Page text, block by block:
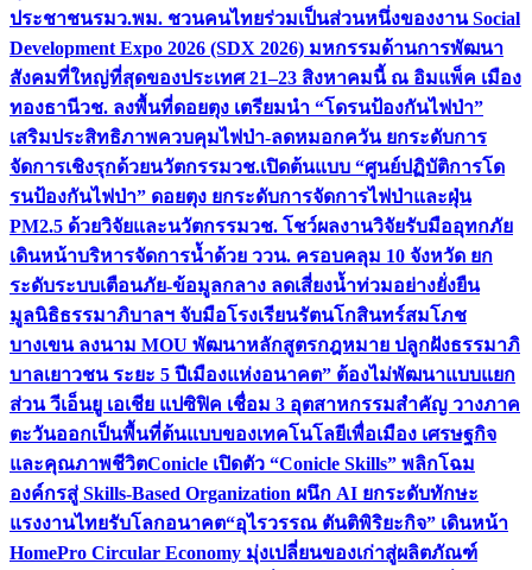
ประชาชนรมว.พม. ชวนคนไทยร่วมเป็นส่วนหนึ่งของงาน Social
Development Expo 2026 (SDX 2026) มหกรรมด้านการพัฒนา
สังคมที่ใหญ่ที่สุดของประเทศ 21–23 สิงหาคมนี้ ณ อิมแพ็ค เมือง
ทองธานีวช. ลงพื้นที่ดอยตุง เตรียมนำ “โดรนป้องกันไฟป่า”
เสริมประสิทธิภาพควบคุมไฟป่า-ลดหมอกควัน ยกระดับการ
จัดการเชิงรุกด้วยนวัตกรรมวช.เปิดต้นแบบ “ศูนย์ปฏิบัติการโด
รนป้องกันไฟป่า” ดอยตุง ยกระดับการจัดการไฟป่าและฝุ่น
PM2.5 ด้วยวิจัยและนวัตกรรมวช. โชว์ผลงานวิจัยรับมืออุทกภัย
เดินหน้าบริหารจัดการน้ำด้วย ววน. ครอบคลุม 10 จังหวัด ยก
ระดับระบบเตือนภัย-ข้อมูลกลาง ลดเสี่ยงน้ำท่วมอย่างยั่งยืน
มูลนิธิธรรมาภิบาลฯ จับมือโรงเรียนรัตนโกสินทร์สมโภช
บางเขน ลงนาม MOU พัฒนาหลักสูตรกฎหมาย ปลูกฝังธรรมาภิ
บาลเยาวชน ระยะ 5 ปีเมืองแห่งอนาคต” ต้องไม่พัฒนาแบบแยก
ส่วน วีเอ็นยู เอเชีย แปซิฟิค เชื่อม 3 อุตสาหกรรมสำคัญ วางภาค
ตะวันออกเป็นพื้นที่ต้นแบบของเทคโนโลยีเพื่อเมือง เศรษฐกิจ
และคุณภาพชีวิตConicle เปิดตัว “Conicle Skills” พลิกโฉม
องค์กรสู่ Skills-Based Organization ผนึก AI ยกระดับทักษะ
แรงงานไทยรับโลกอนาคต“อุไรวรรณ ตันติพิริยะกิจ” เดินหน้า
HomePro Circular Economy มุ่งเปลี่ยนของเก่าสู่ผลิตภัณฑ์